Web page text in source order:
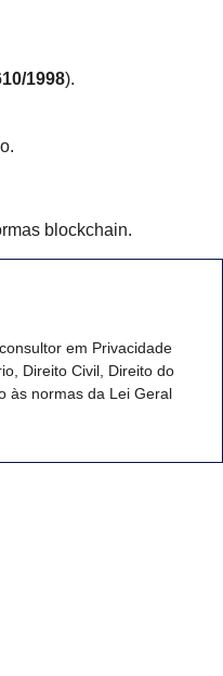
1998).
blockchain.
em Privacidade
Direito Civil, Direito do
às normas da Lei Geral